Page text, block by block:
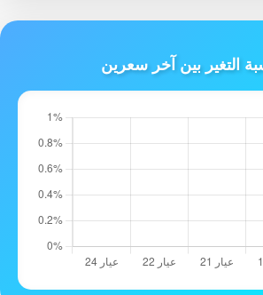
التغير بين آخر سعرين